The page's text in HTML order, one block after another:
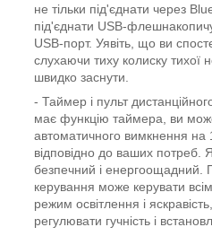
не тільки під'єднати через
під'єднати USB-
USB-порт. Уявіть, що ви
слухаючи тиху колиску тихої
швидко заснути.
- Таймер і пульт
має функцію таймера, ви
автоматичного вимкнення на
відповідно до ваших потреб.
безпечний і енергоощадний.
керування може керувати
режим освітлення і
регулювати гучність і